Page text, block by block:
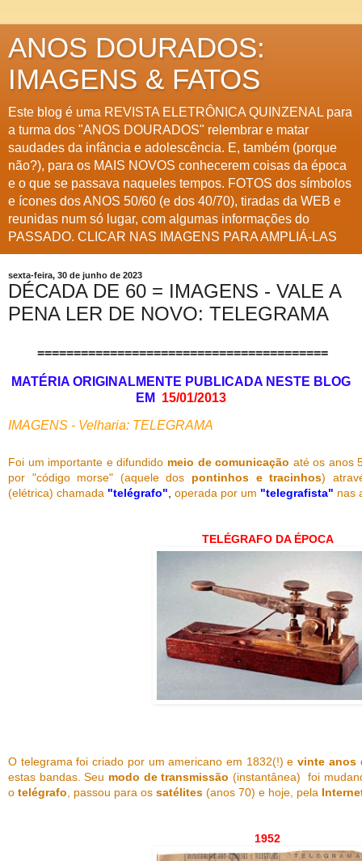
ANOS DOURADOS:
IMAGENS & FATOS
Este blog é uma REVISTA ELETRÔNICA QUINZENAL para
a turma dos "ANOS DOURADOS" relembrar e matar
saudades da infância e adolescência. E, também (porque
não?), para os MAIS NOVOS conhecerem coisas da época
e o que se passava naqueles tempos. FOTOS dos símbolos
e ícones dos ANOS 50/60 (e dos 40/70), tiradas da WEB e
reunidas num só lugar, com algumas informações do
PASSADO. CLICAR NAS IMAGENS PARA AMPLIÁ-LAS
sexta-feira, 30 de junho de 2023
DÉCADA DE 60 = IMAGENS - VALE A
PENA LER DE NOVO: TELEGRAMA
========================================
MATÉRIA ORIGINALMENTE PUBLICADA NESTE BLOG
EM 15/01/2013
IMAGENS - Velharia: TELEGRAMA
Foi um importante e difundido meio de comunicação até os anos
por "código morse" (aquele dos pontinhos e tracinhos)
(elétrica) chamada "telégrafo" operada por um "telegrafista" nas
TELÉGRAFO DA ÉPOCA
O telegrama foi criado por um americano em 1832(!) evinte anos
estas bandas. Seu modo de transmissão (instantânea) foi
o telégrafo , passou para os satélites (anos 70) e hoje, pela
1952